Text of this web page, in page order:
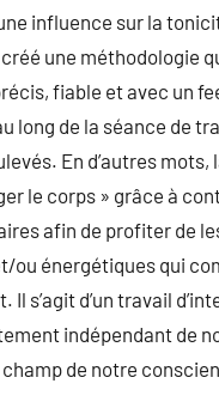
influence sur la
une méthodologie
fiable et avec un
long de la séance de
En d’autres mots,
le corps » grâce à
afin de profiter de
ou énergétiques qui
Il s’agit d’un travail
indépendant de
champ de notre